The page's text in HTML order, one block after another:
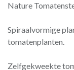
Nature
Spiraalvormige
tomatenplanten.
Zelfgekweekte